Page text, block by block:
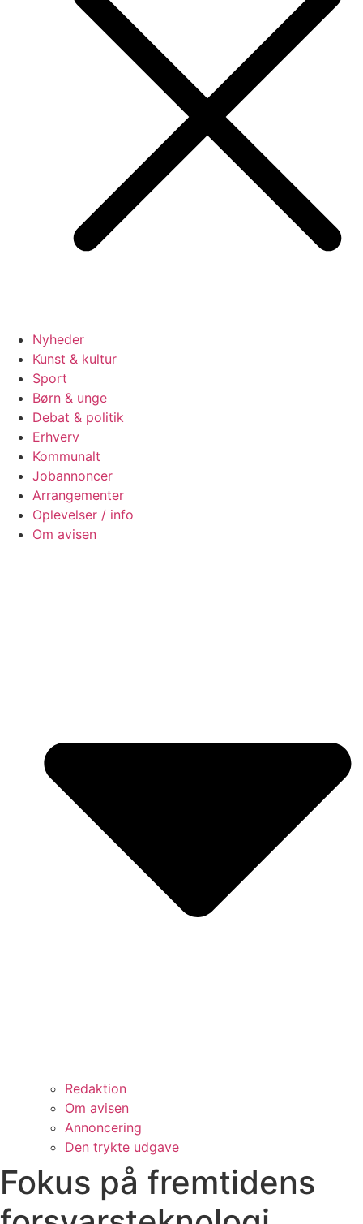
Nyheder
Kunst & kultur
Sport
Børn & unge
Debat & politik
Erhverv
Kommunalt
Jobannoncer
Arrangementer
Oplevelser / info
Om avisen
Redaktion
Om avisen
Annoncering
Den trykte udgave
Fokus på fremtidens